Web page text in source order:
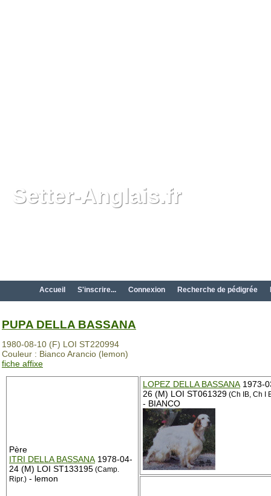
Setter-Anglais.fr
Accueil S'inscrire... Connexion Recherche de pédigrée
PUPA DELLA BASSANA
1980-08-10 (F) LOI ST220994
Couleur : Bianco Arancio (lemon)
fiche affixe
Père
ITRI DELLA BASSANA 1978-04-
24 (M) LOI ST133195 (Camp.
Ripr.) - lemon
LOPEZ DELLA BASSANA 1973-
26 (M) LOI ST061329 (Ch IB, Ch I
- BIANCO